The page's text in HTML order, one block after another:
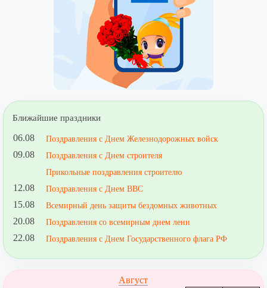
Ближайшие праздники
06.08 Поздравления с Днем Железнодорожных войск
09.08
Поздравления с Днем строителя
Прикольные поздравления строителю
12.08 Поздравления с Днем ВВС
15.08 Всемирный день защиты бездомных животных
20.08 Поздравления со всемирным днем лени
22.08 Поздравления с Днем Государственного флага РФ
Август